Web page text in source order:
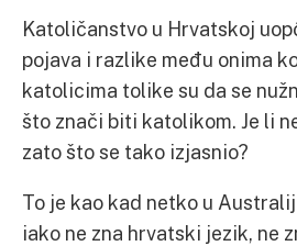
Katoličanstvo u Hrvatskoj
pojava i razlike među onima
katolicima tolike su da se
što znači biti katolikom. Je li
zato što se tako izjasnio?
To je kao kad netko u
iako ne zna hrvatski jezik, ne